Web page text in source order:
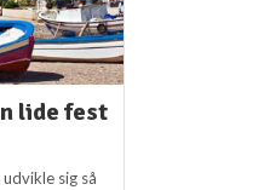
lide fest
sig så